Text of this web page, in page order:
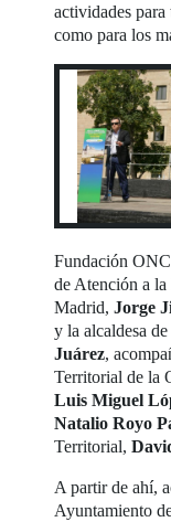
actividades
como para los
Fundación
de Atención a
Madrid,Jorge
y la alcaldesa
Juárez,
Territorial de la
Luis Miguel
Natalio Royo
Territorial,
A partir de ahí,
Ayuntamiento